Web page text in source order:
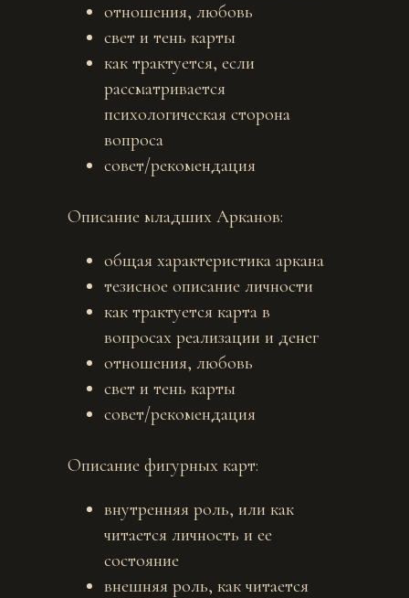
отношения, любовь
свет и тень карты
как трактуется, если
рассматривается
психологическая сторона
вопроса
совет/рекомендация
Описание младших Арканов:
общая характеристика аркана
тезисное описание личности
как трактуется карта в
вопросах реализации и денег
отношения, любовь
свет и тень карты
совет/рекомендация
Описание фигурных карт:
внутренняя роль, или как
читается личность и ее
состояние
внешняя роль, как читается